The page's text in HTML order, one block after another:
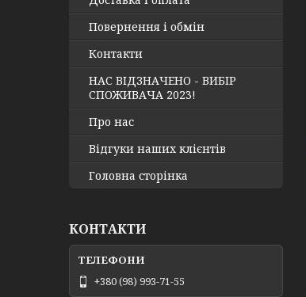
Повернення і обмін
Контакти
НАС ВІДЗНАЧЕНО - ВИБІР
СПОЖИВАЧА 2023!
Про нас
Відгуки наших клієнтів
Головна сторінка
КОНТАКТИ
+380 (98) 993-71-55